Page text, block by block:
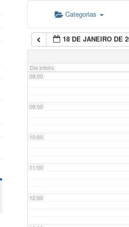
Categorias
18 DE JANEIRO DE
Dia inteiro
07:00
08:00
09:00
10:00
11:00
12:00